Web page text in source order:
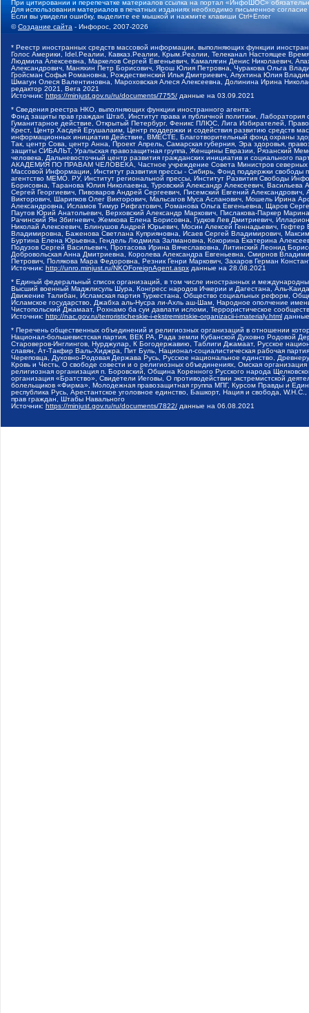
При цитировании и перепечатке материалов ссылка на портал «ИнфоШОС»
Для использования материалов в печатных изданиях необходимо письменное
Если вы увидели ошибку, выделите ее мышкой и нажмите клавиши Ctrl+Enter
©Создание сайта - Инфорос, 2007-2026
* Реестр иностранных средств массовой информации, выполняющих функции
Голос Америки, Idel.Реалии, Кавказ.Реалии, Крым.Реалии, Телеканал Настоящее
Людмила Алексеевна, Маркелов Сергей Евгеньевич, Камалягин Денис Николаевич,
Александрович, Маняхин Петр Борисович, Ярош Юлия Петровна, Чуракова Ольга
Гройсман Софья Романовна, Рождественский Илья Дмитриевич, Апухтина Юлия
Шмагун Олеся Валентиновна, Мароховская Алеся Алексеевна, Долинина Ирина
редактор 2021, Вега 2021
Источник: https://minjust.gov.ru/ru/documents/7755/ данные на 03.09.2021
* Сведения реестра НКО, выполняющих функции иностранного агента:
Фонд защиты прав граждан Штаб, Институт права и публичной политики,
Гуманитарное действие, Открытый Петербург, Феникс ПЛЮС, Лига Избирателей,
Крест, Центр Хасдей Ерушалаим, Центр поддержки и содействия развитию средств
информационных инициатив Действие, ВМЕСТЕ, Благотворительный фонд охраны
Так, центр Сова, центр Анна, Проект Апрель, Самарская губерния, Эра здоровья,
защиты СИБАЛЬТ, Уральская правозащитная группа, Женщины Евразии, Рязанский
человека, Дальневосточный центр развития гражданских инициатив и социального
АКАДЕМИЯ ПО ПРАВАМ ЧЕЛОВЕКА, Частное учреждение Совета Министров северных
Массовой Информации, Институт развития прессы - Сибирь, Фонд поддержки
агентство МЕМО. РУ, Институт региональной прессы, Институт Развития Свободы
Борисовна, Таранова Юлия Николаевна, Туровский Александр Алексеевич,
Сергей Георгиевич, Пивоваров Андрей Сергеевич, Писемский Евгений
Викторович, Шарипков Олег Викторович, Мальсагов Муса Асланович, Мошель Ирина
Александровна, Исламов Тимур Рифгатович, Романова Ольга Евгеньевна, Щаров
Паутов Юрий Анатольевич, Верховский Александр Маркович, Пислакова-Паркер
Рачинский Ян Збигневич, Жемкова Елена Борисовна, Гудков Лев Дмитриевич,
Николай Алексеевич, Блинушов Андрей Юрьевич, Мосин Алексей Геннадьевич,
Владимировна, Баженова Светлана Куприяновна, Исаев Сергей Владимирович,
Буртина Елена Юрьевна, Гендель Людмила Залмановна, Кокорина Екатерина
Подузов Сергей Васильевич, Протасова Ирина Вячеславовна, Литинский Леонид
Добровольская Анна Дмитриевна, Королева Александра Евгеньевна, Смирнов
Петрович, Полякова Мара Федоровна, Резник Генри Маркович, Захаров Герман
Источник: http://unro.minjust.ru/NKOForeignAgent.aspx данные на 28.08.2021
* Единый федеральный список организаций, в том числе иностранных и
Высший военный Маджлисуль Шура, Конгресс народов Ичкерии и Дагестана, Аль-
Движение Талибан, Исламская партия Туркестана, Общество социальных реформ,
Исламское государство, Джабха аль-Нусра ли-Ахль аш-Шам, Народное ополчение
Чистопольский Джамаат, Рохнамо ба суи давлати исломи, Террористическое
Источник: http://nac.gov.ru/terroristicheskie-i-ekstremistskie-organizacii-i-materialy.html
* Перечень общественных объединений и религиозных организаций в отношении
Национал-большевистская партия, ВЕК РА, Рада земли Кубанской Духовно Родовой
Староверов-Инглингов, Нурджулар, К Богодержавию, Таблиги Джамаат, Русское
славян, Ат-Такфир Валь-Хиджра, Пит Буль, Национал-социалистическая рабочая
Череповца, Духовно-Родовая Держава Русь, Русское национальное единство,
Кровь и Честь, О свободе совести и о религиозных объединениях, Омская
религиозная организация п. Боровский, Община Коренного Русского народа
организация «Братство», Свидетели Иеговы, О противодействии экстремистской
болельщиков «Фирма», Молодежная правозащитная группа МПГ, Курсом Правды и
республика Русь, Арестантское уголовное единство, Башкорт, Нация и свобода,
прав граждан, Штабы Навального
Источник: https://minjust.gov.ru/ru/documents/7822/ данные на 06.08.2021